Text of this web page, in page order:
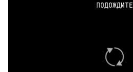
ПОДОЖДИТЕ